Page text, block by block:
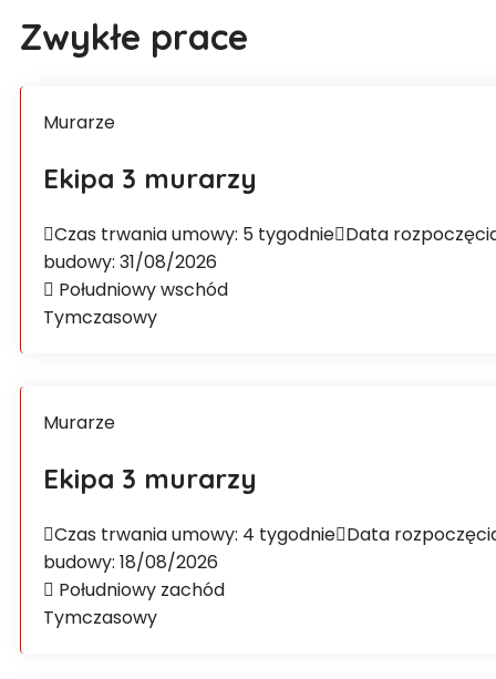
Zwykłe prace
Murarze
Ekipa 3 murarzy
Czas trwania umowy: 5 tygodnie Data
budowy: 31/08/2026
Południowy wschód
Tymczasowy
Murarze
Ekipa 3 murarzy
Czas trwania umowy: 4 tygodnie Data
budowy: 18/08/2026
Południowy zachód
Tymczasowy